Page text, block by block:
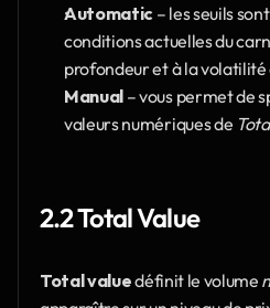
Automatic – les seuils
conditions actuelles du
profondeur et à la
Manual – vous permet de
valeurs numériques de
2.2 Total Value
Total value définit le volume